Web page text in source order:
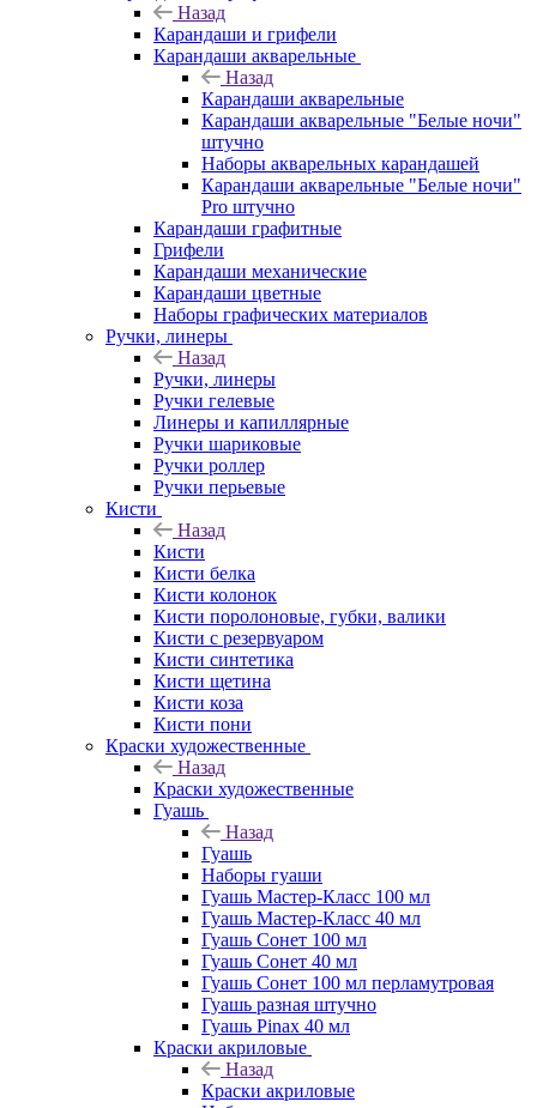
Назад
Карандаши и грифели
Карандаши акварельные
Назад
Карандаши акварельные
Карандаши акварельные "Белые ночи"
штучно
Наборы акварельных карандашей
Карандаши акварельные "Белые ночи"
Pro штучно
Карандаши графитные
Грифели
Карандаши механические
Карандаши цветные
Наборы графических материалов
Ручки, линеры
Назад
Ручки, линеры
Ручки гелевые
Линеры и капиллярные
Ручки шариковые
Ручки роллер
Ручки перьевые
Кисти
Назад
Кисти
Кисти белка
Кисти колонок
Кисти поролоновые, губки, валики
Кисти с резервуаром
Кисти синтетика
Кисти щетина
Кисти коза
Кисти пони
Краски художественные
Назад
Краски художественные
Гуашь
Назад
Гуашь
Наборы гуаши
Гуашь Мастер-Класс 100 мл
Гуашь Мастер-Класс 40 мл
Гуашь Сонет 100 мл
Гуашь Сонет 40 мл
Гуашь Сонет 100 мл перламутровая
Гуашь разная штучно
Гуашь Pinax 40 мл
Краски акриловые
Назад
Краски акриловые